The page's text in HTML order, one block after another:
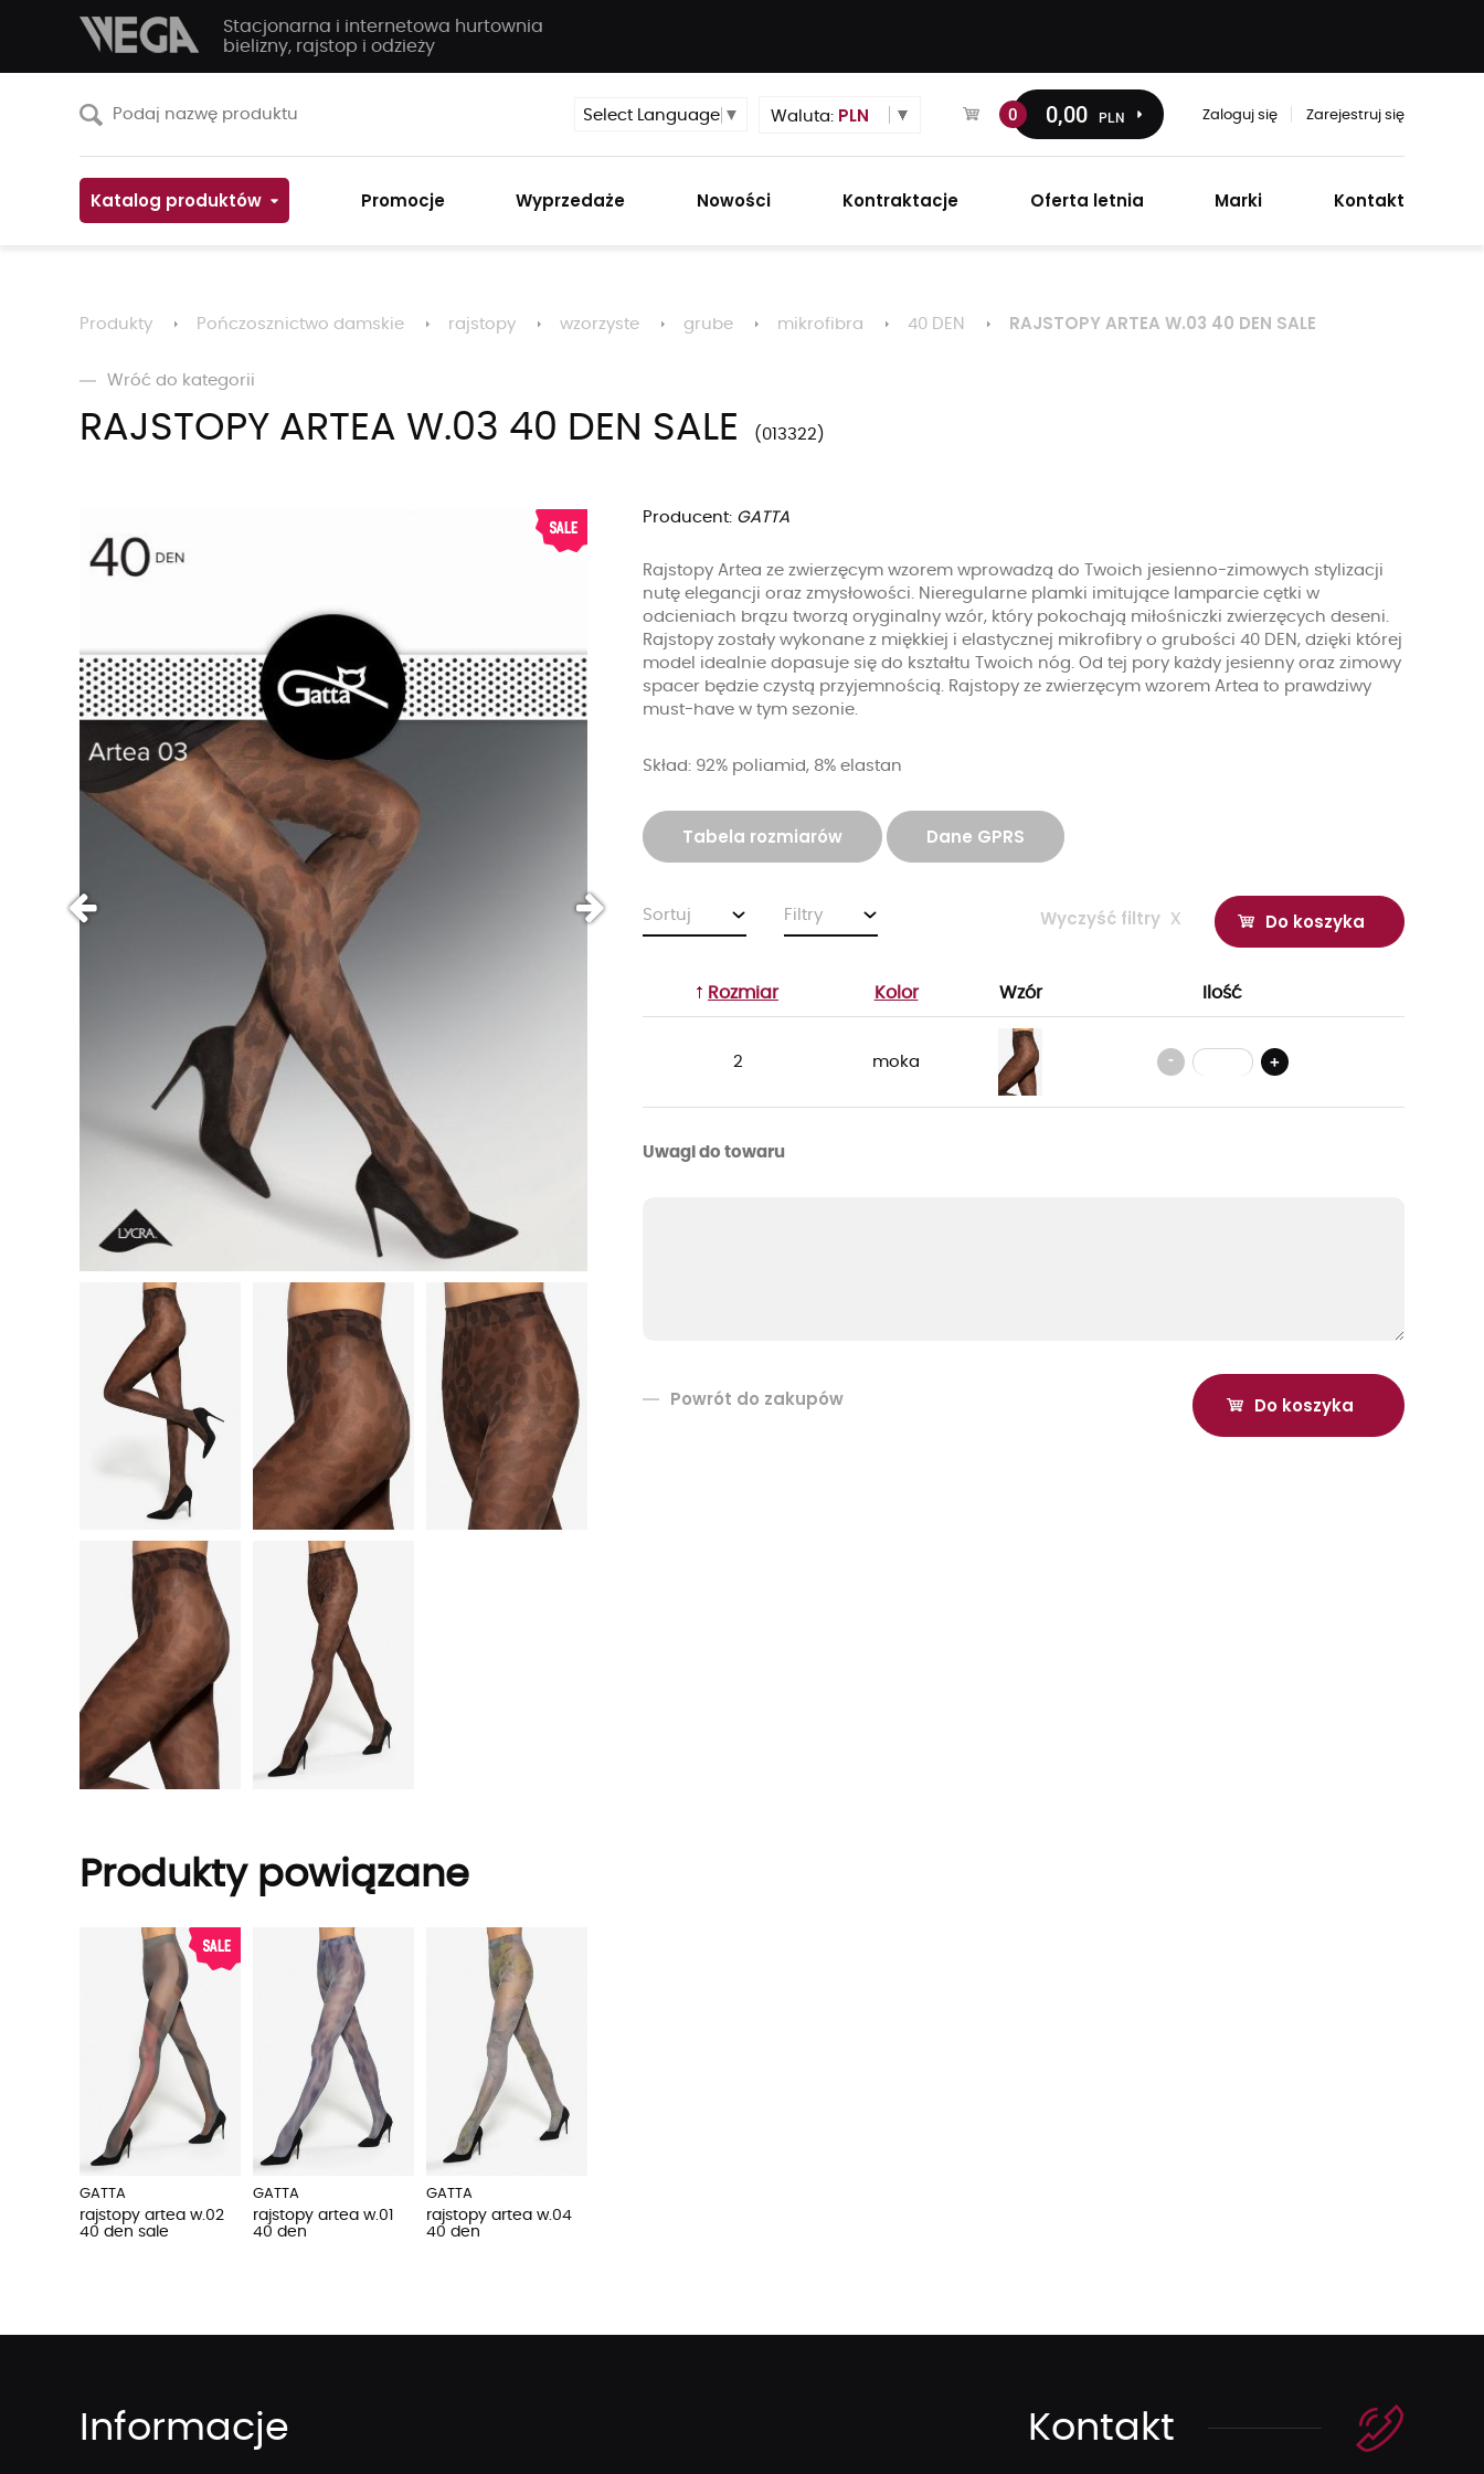
Stacjonarna i internetowa hurtownia
bielizny, rajstop i odzieży
Select Language ▼ Waluta: PLN 0 0,00 PLN Zaloguj się Zarejestruj się
Katalog produktów Promocje Wyprzedaże Nowości Kontraktacje Oferta letnia Marki Kontakt
Produkty Pończosznictwo damskie rajstopy wzorzyste grube mikrofibra 40 DEN RAJSTOPY ARTEA W.03 40 DEN SALE
Wróć do kategorii
RAJSTOPY ARTEA W.03 40 DEN SALE 013322
Produkty powiązane
GATTA
rajstopy artea w.02
40 den sale
GATTA
rajstopy artea w.01
40 den
GATTA
rajstopy artea w.04
40 den
Producent: GATTA
Rajstopy Artea ze zwierzęcym wzorem wprowadzą do Twoich jesienno-zimowych stylizacji
nutę elegancji oraz zmysłowości. Nieregularne plamki imitujące lamparcie cętki w
odcieniach brązu tworzą oryginalny wzór, który pokochają miłośniczki zwierzęcych deseni.
Rajstopy zostały wykonane z miękkiej i elastycznej mikrofibry o grubości 40 DEN, dzięki której
model idealnie dopasuje się do kształtu Twoich nóg. Od tej pory każdy jesienny oraz zimowy
spacer będzie czystą przyjemnością. Rajstopy ze zwierzęcym wzorem Artea to prawdziwy
must-have w tym sezonie.
Skład: 92% poliamid, 8% elastan
Tabela rozmiarów Dane GPRS
Sortuj Filtry Do koszyka
Wyczyść filtry x
Rozmiar Kolor Wzór Ilość
2 moka - +
Uwagi do towaru
Powrót do zakupów
Informacje Kontakt